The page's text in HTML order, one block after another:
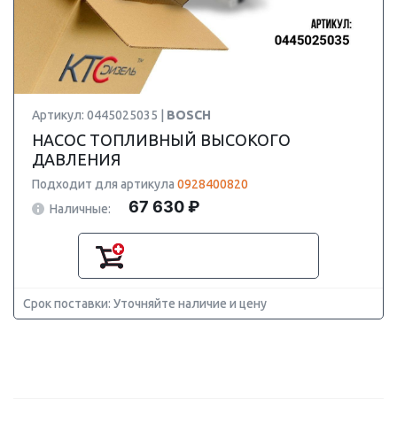
Артикул: 0445025035 | BOSCH
НАСОС ТОПЛИВНЫЙ ВЫСОКОГО
ДАВЛЕНИЯ
Подходит для артикула 0928400820
Наличные:
67 630 ₽
Срок поставки: Уточняйте наличие и цену